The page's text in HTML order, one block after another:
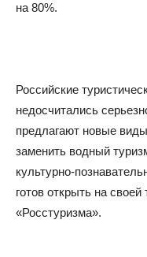
на 80%.
Российские
недосчитались
предлагают новые
заменить водный
культурно-
готов открыть на
«Росстуризма».